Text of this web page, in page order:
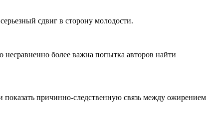
сдвиг в сторону молодости.
несравненно более важна попытка авторов найти
причинно-следственную связь между ожирением